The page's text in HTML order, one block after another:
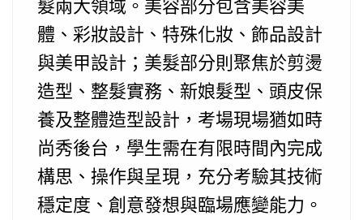
體、彩妝設計、特殊化妝、飾品設計
與美甲設計；美髮部分則聚焦於剪燙
造型、整髮實務、新娘髮型、頭皮保
養及整體造型設計，考場現場猶如時
尚秀後台，學生需在有限時間內完成
構思、操作與呈現，充分考驗其技術
穩定度、創意發想與臨場應變能力。